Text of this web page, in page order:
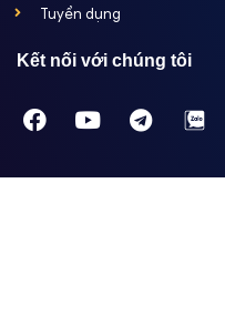
Tuyển dụng
Kết nối với chúng tôi